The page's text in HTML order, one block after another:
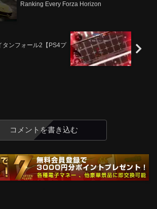
Ranking Every Forza Horizon
タンフォール2【PS4プ
コメントを書き込む